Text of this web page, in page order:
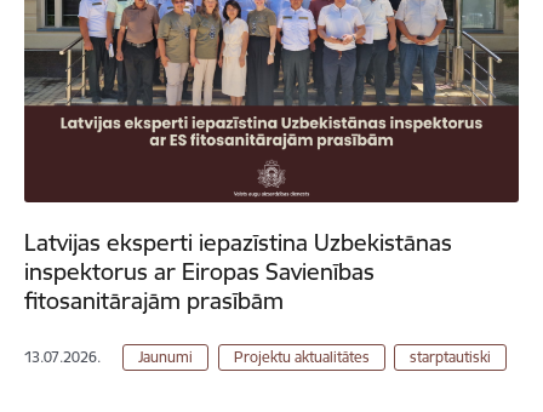
Latvijas eksperti iepazīstina Uzbekistānas
inspektorus ar Eiropas Savienības
fitosanitārajām prasībām
13.07.2026. Jaunumi Projektu aktualitātes starptautiski